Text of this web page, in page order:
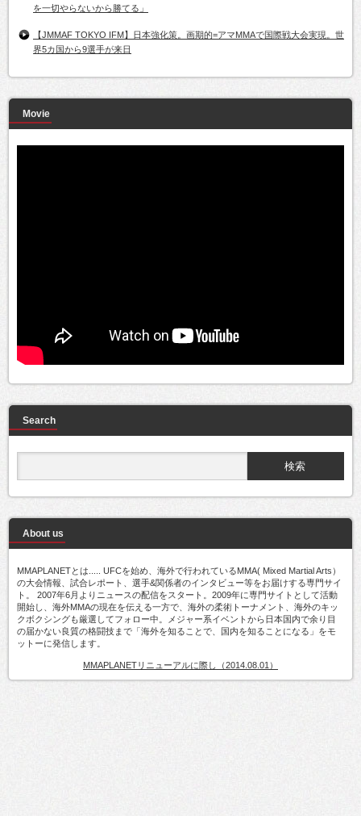
を一切やらないから勝てる」
【JMMAF TOKYO IFM】日本強化策。画期的=アマMMAで国際戦大会実現。世
界5カ国から9選手が来日
Movie
Search
About us
MMAPLANETとは..... UFCを始め、海外で行われているMMA( Mixed Martial Arts）
の大会情報、試合レポート、選手&関係者のインタビュー等をお届けする専門サイ
ト。 2007年6月よりニュースの配信をスタート。2009年に専門サイトとして活動
開始し、海外MMAの現在を伝える一方で、海外の柔術トーナメント、海外のキッ
クボクシングも厳選してフォロー中。メジャー系イベントから日本国内で余り目
の届かない良質の格闘技まで「海外を知ることで、国内を知ることになる」をモ
ットーに発信します。
MMAPLANETリニューアルに際し（2014.08.01）